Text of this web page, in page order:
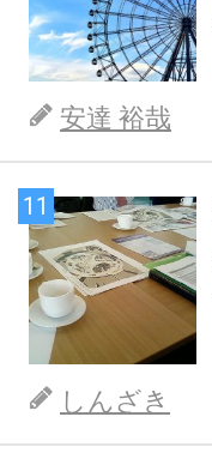
安達 裕哉
11
しんざき